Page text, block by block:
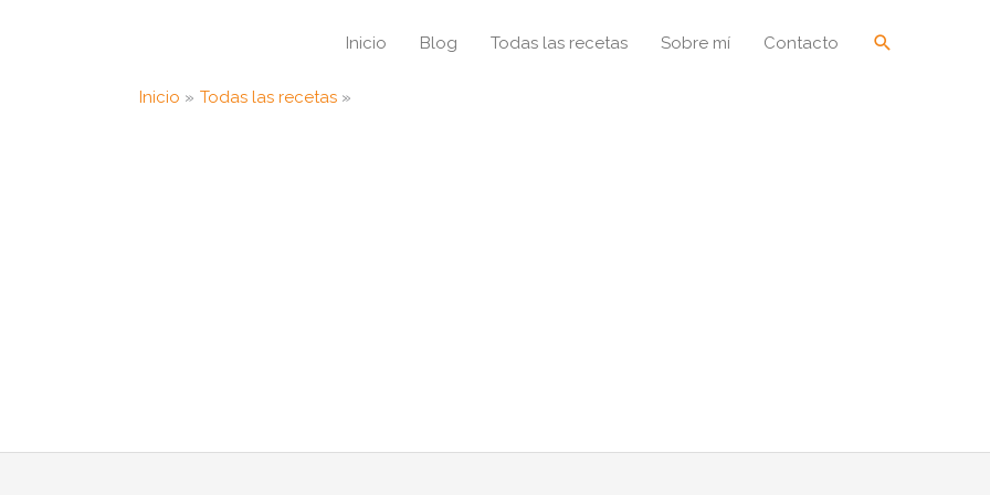
Inicio Blog Todas las recetas Sobre mí Contacto Buscar
Inicio Todas las recetas